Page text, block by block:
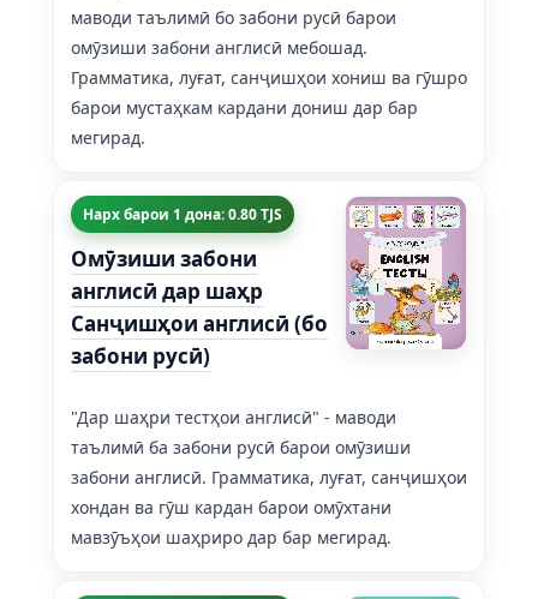
маводи таълимӣ бо забони русӣ барои
омӯзиши забони англисӣ мебошад.
Грамматика, луғат, санҷишҳои хониш ва гӯшро
барои мустаҳкам кардани дониш дар бар
мегирад.
Нарх барои 1 дона: 0.80 TJS
Омӯзиши забони
англисӣ дар шаҳр
Санҷишҳои англисӣ (бо
забони русӣ)
"Дар шаҳри тестҳои англисӣ" - маводи
таълимӣ ба забони русӣ барои омӯзиши
забони англисӣ. Грамматика, луғат, санҷишҳои
хондан ва гӯш кардан барои омӯхтани
мавзӯъҳои шаҳриро дар бар мегирад.